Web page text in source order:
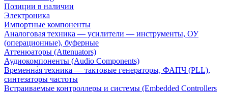
Позиции в наличии
Электроника
Импортные компоненты
Аналоговая техника — усилители — инструменты, ОУ
(операционные), буферные
Аттенюаторы (Attenuators)
Аудиокомпоненты (Audio Components)
Временна́я техника — тактовые генераторы, ФАПЧ (PLL),
синтезаторы частоты
Встраиваемые контроллеры и системы (Embedded Controllers